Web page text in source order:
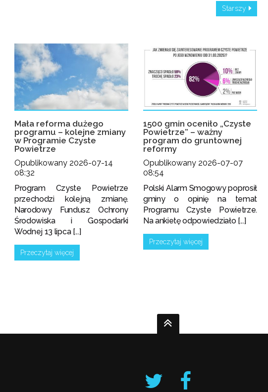
Starszy
Mała reforma dużego
programu – kolejne zmiany
w Programie Czyste
Powietrze
Opublikowany 2026-07-14
08:32
Program Czyste Powietrze
przechodzi kolejną zmianę.
Narodowy Fundusz Ochrony
Środowiska i Gospodarki
Wodnej 13 lipca [...]
Przeczytaj więcej
1500 gmin oceniło „Czyste
Powietrze” – ważny
program do gruntownej
reformy
Opublikowany 2026-07-07
08:54
Polski Alarm Smogowy poprosił
gminy o opinię na temat
Programu Czyste Powietrze.
Na ankietę odpowiedziało [...]
Przeczytaj więcej